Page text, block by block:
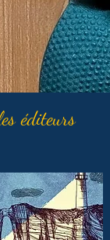
éditeurs